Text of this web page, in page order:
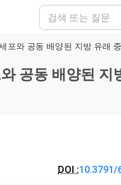
공동 배양된 지
DOI :10.3791/